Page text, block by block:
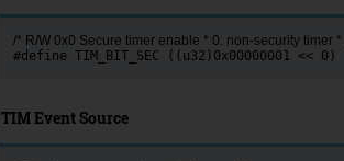
/* R/W 0x0 Secure timer enable * 0: non-security timer
#define TIM_BIT_SEC ((u32)0x00000001 << 0)
TIM Event Source